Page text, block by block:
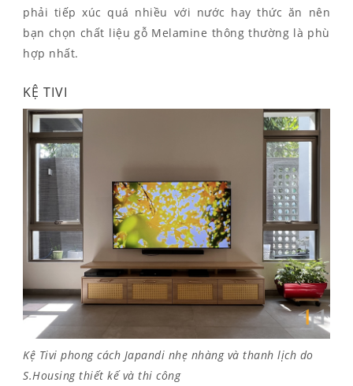
phải tiếp xúc quá nhiều với nước hay thức ăn nên
bạn chọn chất liệu gỗ Melamine thông thường là phù
hợp nhất.
KỆ TIVI
Kệ Tivi phong cách Japandi nhẹ nhàng và thanh lịch do
S.Housing thiết kế và thi công